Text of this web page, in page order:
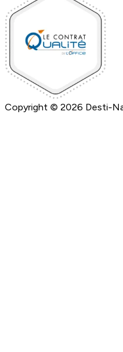
Copyright © 2026 Desti-